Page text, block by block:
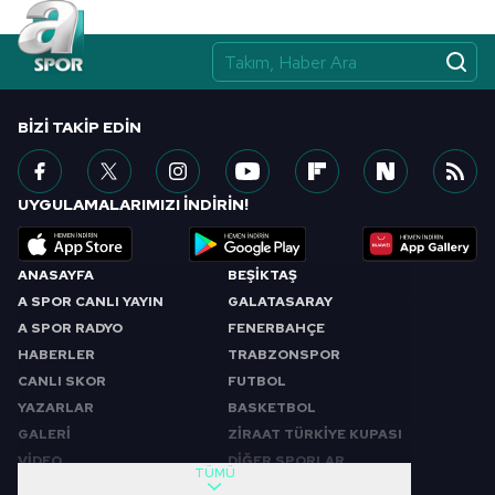
ANASAYFA
A SPOR CANLI YAYIN
A SPOR RADYO
HABERLER
CANLI SKOR
YAZARLAR
GALERİ
VİDEO
BEŞİKTAŞ
GALATASARAY
FENERBAHÇE
TRABZONSPOR
FUTBOL
BASKETBOL
ZİRAAT TÜRKİYE KUPASI
DİĞER SPORLAR
TÜMÜ
BIZI TAKIP EDIN
UYGULAMALARIMIZI İNDİRİN!